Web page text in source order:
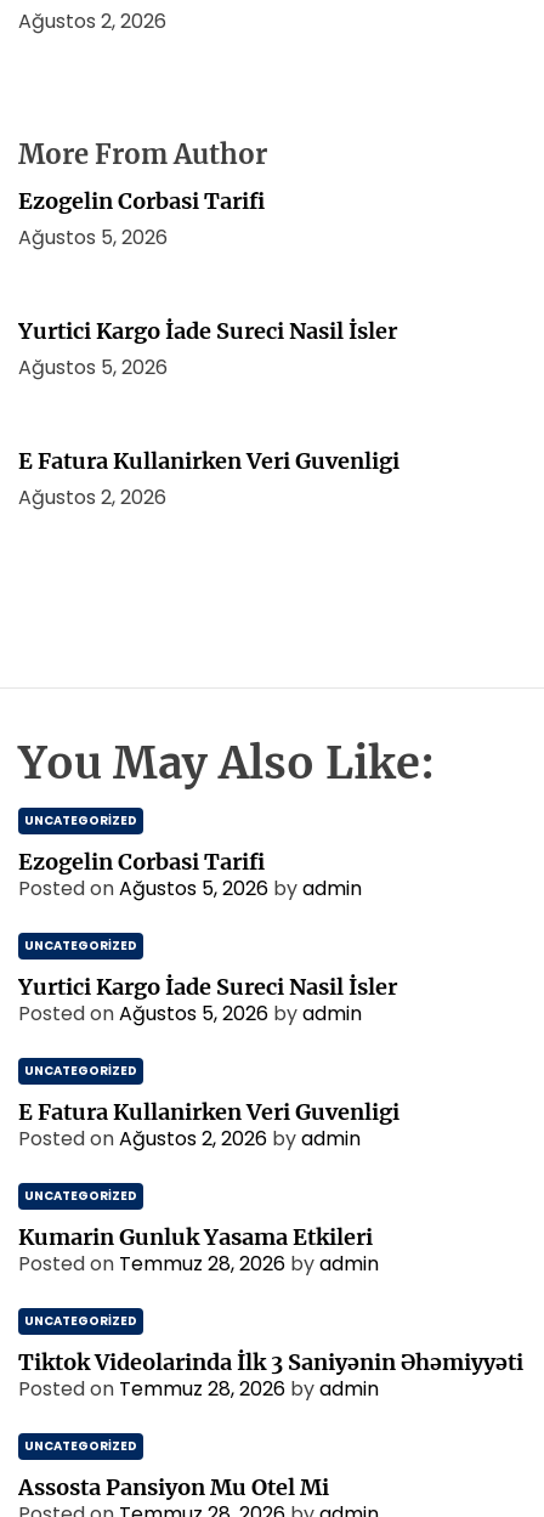
Ağustos 2, 2026
More From Author
Ezogelin Corbasi Tarifi
Ağustos 5, 2026
Yurtici Kargo İade Sureci Nasil İsler
Ağustos 5, 2026
E Fatura Kullanirken Veri Guvenligi
Ağustos 2, 2026
You May Also Like:
UNCATEGORIZED
Ezogelin Corbasi Tarifi
Posted onAğustos 5, 2026 byadmin
UNCATEGORIZED
Yurtici Kargo İade Sureci Nasil İsler
Posted onAğustos 5, 2026 byadmin
UNCATEGORIZED
E Fatura Kullanirken Veri Guvenligi
Posted onAğustos 2, 2026 byadmin
UNCATEGORIZED
Kumarin Gunluk Yasama Etkileri
Posted on Temmuz 28, 2026 byadmin
UNCATEGORIZED
Tiktok Videolarinda İlk 3 Saniyənin Əhəmiyyəti
Posted on Temmuz 28, 2026 byadmin
UNCATEGORIZED
Assosta Pansiyon Mu Otel Mi